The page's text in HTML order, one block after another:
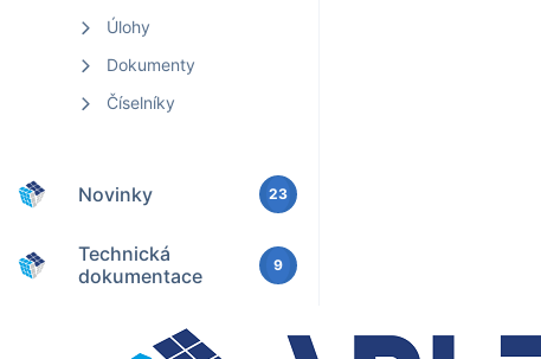
Úlohy
Dokumenty
Číselníky
Novinky 23
Technická
dokumentace
9